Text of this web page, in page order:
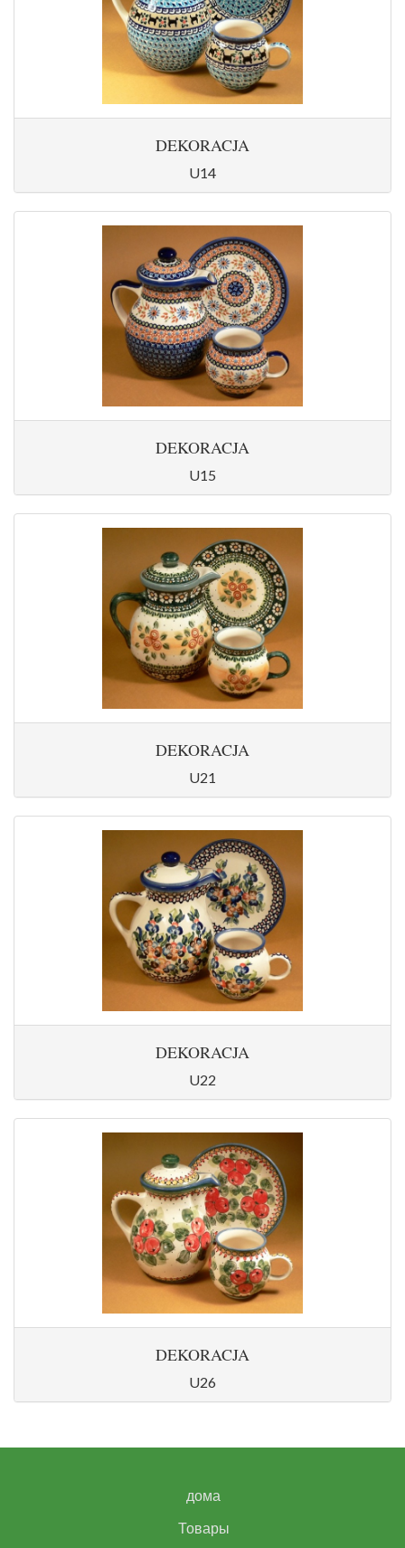
DEKORACJA
U14
DEKORACJA
U15
DEKORACJA
U21
DEKORACJA
U22
DEKORACJA
U26
дома
Товары